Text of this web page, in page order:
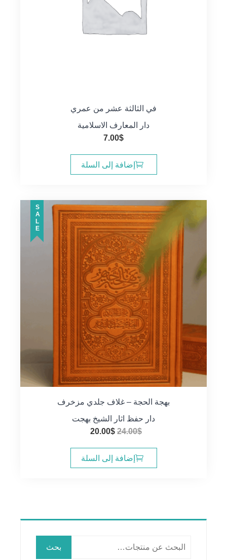
في الثالثة عشر من عمري
دار المعارف الاسلامية
7.00$
إضافة إلى السلة
SALE
بهجة الحجة – غلاف جلدي مزخرف
دار حفظ اثار الشيخ بهجت
24.00$
السعر
هو:
24.00$.
20.00$
هو:
20.00$.
إضافة إلى السلة
بحث